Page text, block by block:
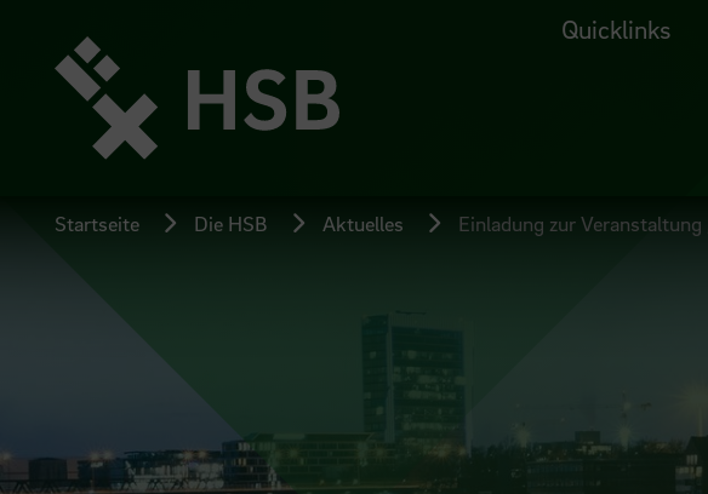
Seiteninhalt
springen
Quicklinks
Startseite Die HSB Aktuelles Einladung zur